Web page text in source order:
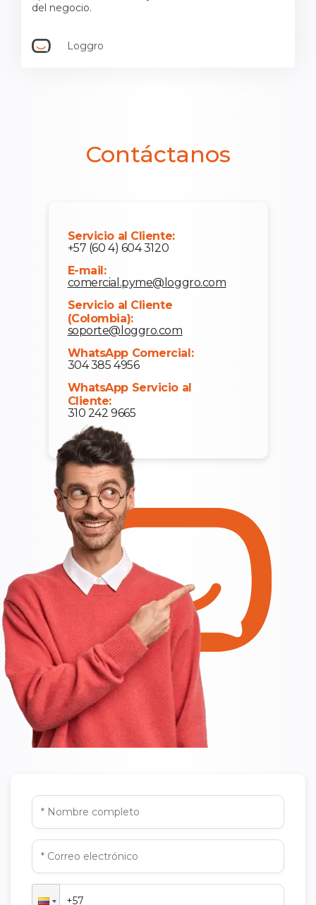
del negocio.
Loggro
Contáctanos
Servicio al Cliente:
+57 (60 4) 604 3120
E-mail:
comercial.pyme@loggro.com
Servicio al Cliente
(Colombia):
soporte@loggro.com
WhatsApp Comercial:
304 385 4956
WhatsApp Servicio al
Cliente:
310 242 9665